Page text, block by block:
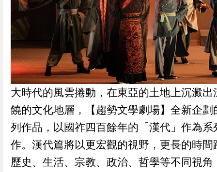
大時代的風雲捲動，在東亞的土地上沉澱出
饒的文化地層，【趨勢文學劇場】全新企劃
列作品，以國祚四百餘年的「漢代」作為系
作。漢代篇將以更宏觀的視野，更長的時間
歷史、生活、宗教、政治、哲學等不同視角